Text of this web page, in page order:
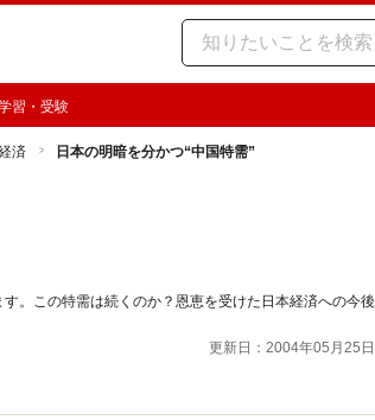
習・受験
済 日本の明暗を分かつ“中国特需”
。この特需は続くのか？恩恵を受けた日本経済への今後
更新日：2004年05月25日